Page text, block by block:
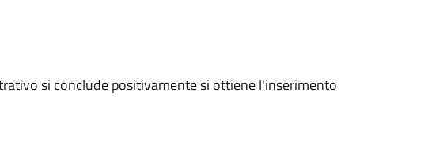
si conclude positivamente si ottiene l'inserimento